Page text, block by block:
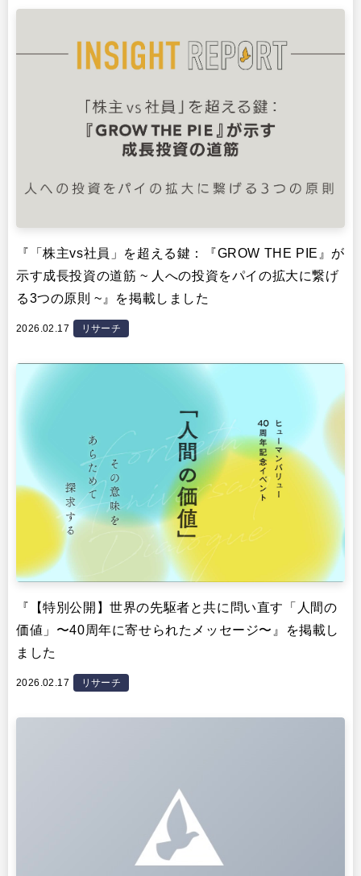
『「株主vs社員」を超える鍵：『GROW THE PIE』が
示す成長投資の道筋 ~ 人への投資をパイの拡大に繋げ
る3つの原則 ~』を掲載しました
2026.02.17 リサーチ
『【特別公開】世界の先駆者と共に問い直す「人間の
価値」〜40周年に寄せられたメッセージ〜』を掲載し
ました
2026.02.17 リサーチ